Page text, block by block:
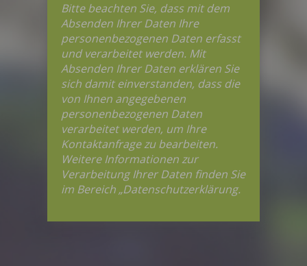
Bitte beachten Sie, dass mit dem
Absenden Ihrer Daten Ihre
personenbezogenen Daten erfasst
und verarbeitet werden. Mit
Absenden Ihrer Daten erklären Sie
sich damit einverstanden, dass die
von Ihnen angegebenen
personenbezogenen Daten
verarbeitet werden, um Ihre
Kontaktanfrage zu bearbeiten.
Weitere Informationen zur
Verarbeitung Ihrer Daten finden Sie
im Bereich „Datenschutzerklärung.